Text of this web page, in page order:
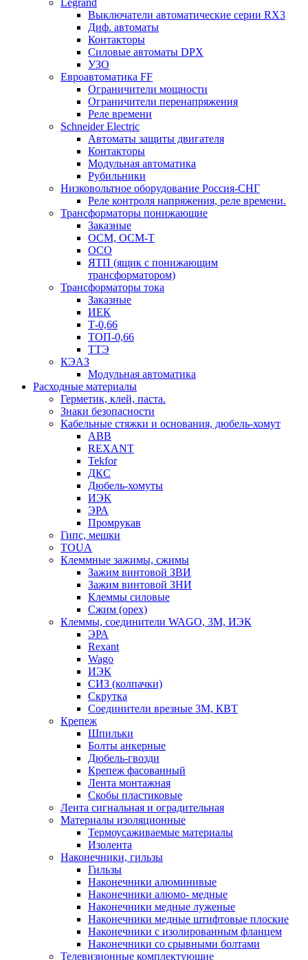
Выключатели автоматические серии RX3
Диф. автоматы
Контакторы
Силовые автоматы DPX
УЗО
Евроавтоматика FF
Ограничители мощности
Ограничители перенапряжения
Реле времени
Schneider Electric
Автоматы защиты двигателя
Контакторы
Модульная автоматика
Рубильники
Низковольтное оборудование Россия-СНГ
Реле контроля напряжения, реле времени.
Трансформаторы понижающие
Заказные
ОСМ, ОСМ-Т
ОСО
ЯТП (ящик с понижающим
трансформатором)
Трансформаторы тока
Заказные
ИЕК
Т-0,66
ТОП-0,66
ТТЭ
КЭАЗ
Модульная автоматика
Расходные материалы
Герметик, клей, паста.
Знаки безопасности
Кабельные стяжки и основания, дюбель-хомут
ABB
REXANT
Tekfor
ДКС
Дюбель-хомуты
ИЭК
ЭРА
Промрукав
Гипс, мешки
TOUA
Клеммные зажимы, сжимы
Зажим винтовой ЗВИ
Зажим винтовой ЗНИ
Клеммы силовые
Сжим (орех)
Клеммы, соединители WAGO, 3M, ИЭК
ЭРА
Rexant
Wago
ИЭК
СИЗ (колпачки)
Скрутка
Соединители врезные 3M, КВТ
Крепеж
Шпильки
Болты анкерные
Дюбель-гвозди
Крепеж фасованный
Лента монтажная
Скобы пластиковые
Лента сигнальная и оградительная
Материалы изоляционные
Термоусаживаемые матeриалы
Изолента
Наконечники, гильзы
Гильзы
Наконечники алюминивые
Наконечники алюмо- медные
Наконечники медные луженые
Наконечники медные штифтовые плоские
Наконечники с изолированным фланцем
Наконечники со срывными болтами
Телевизионные комплектующие